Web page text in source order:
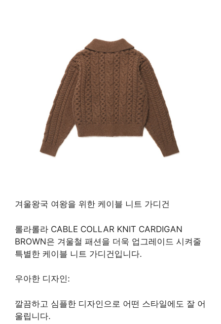
겨울왕국 여왕을 위한 케이블 니트 가디건
롤라롤라 CABLE COLLAR KNIT CARDIGAN
BROWN은 겨울철 패션을 더욱 업그레이드 시켜줄
특별한 케이블 니트 가디건입니다.
우아한 디자인:
깔끔하고 심플한 디자인으로 어떤 스타일에도 잘 어
울립니다.